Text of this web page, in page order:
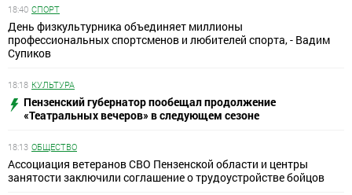
18:40 СПОРТ
День физкультурника объединяет миллионы
профессиональных спортсменов и любителей спорта, - Вадим
Супиков
18:18 КУЛЬТУРА
Пензенский губернатор пообещал продолжение
«Театральных вечеров» в следующем сезоне
18:13 ОБЩЕСТВО
Ассоциация ветеранов СВО Пензенской области и центры
занятости заключили соглашение о трудоустройстве бойцов